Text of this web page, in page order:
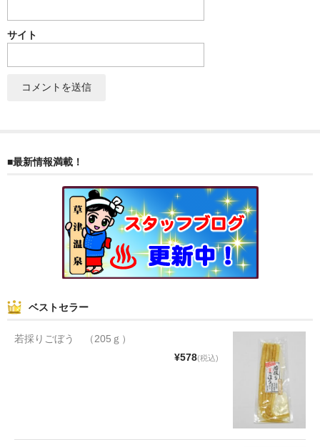
洋菓子
サンド
花豆
サイト
■最新情報満載！
ベストセラー
若採りごぼう （205ｇ）
¥578(税込)